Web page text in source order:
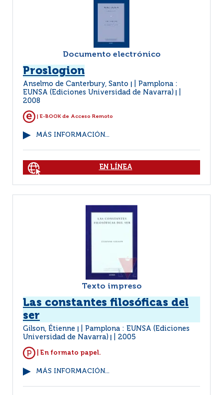
Documento electrónico
Proslogion
Anselmo de Canterbury, Santo
Pamplona :
EUNSA (Ediciones Universidad de Navarra)
2008
| E-BOOK de Acceso Remoto
MÁS INFORMACIÓN...
EN LÍNEA
Texto impreso
Las constantes filosóficas del
ser
Gilson, Étienne
Pamplona : EUNSA (Ediciones
Universidad de Navarra)
2005
| En formato papel.
MÁS INFORMACIÓN...